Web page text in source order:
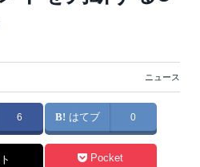
ニュース
6 はてブ 0
Pocket